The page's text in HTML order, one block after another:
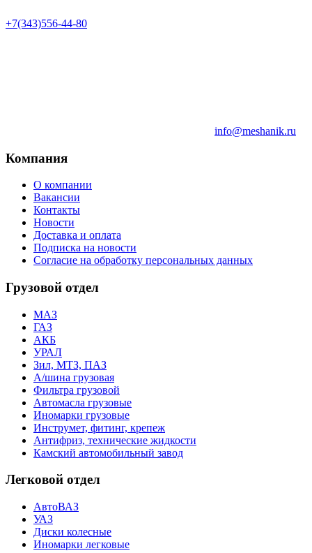
+7(343)556-44-80
info@meshanik.ru
Компания
О компании
Вакансии
Контакты
Новости
Доставка и оплата
Подписка на новости
Согласие на обработку персональных данных
Грузовой отдел
МАЗ
ГАЗ
АКБ
УРАЛ
Зил, МТЗ, ПАЗ
А/шина грузовая
Фильтра грузовой
Автомасла грузовые
Иномарки грузовые
Инструмет, фитинг, крепеж
Антифриз, технические жидкости
Камский автомобильный завод
Легковой отдел
АвтоВАЗ
УАЗ
Диски колесные
Иномарки легковые